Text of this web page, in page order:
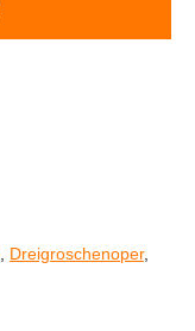
Dreigroschenoper,